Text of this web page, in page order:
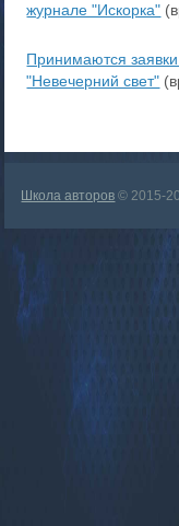
журнале "Искорка"
Принимаются
"Невечерний свет"
Школа авторов © 2015-